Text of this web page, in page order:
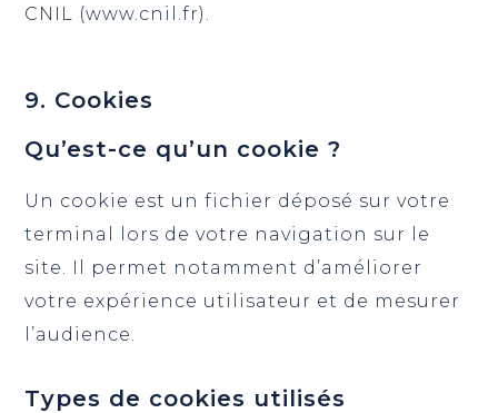
CNIL (www.cnil.fr).
9. Cookies
Qu’est-ce qu’un cookie ?
Un cookie est un fichier déposé sur votre
terminal lors de votre navigation sur le
site. Il permet notamment d’améliorer
votre expérience utilisateur et de mesurer
l’audience.
Types de cookies utilisés